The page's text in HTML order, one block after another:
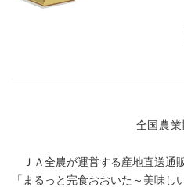
全国農業
ＪＡ全農が運営する産地直送通
「まるっと完食おおいた～美味し